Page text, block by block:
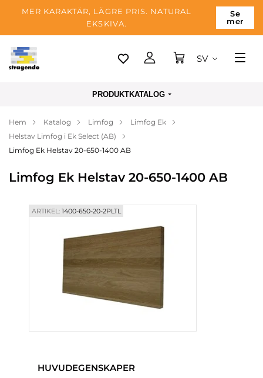
MER KARAKTÄR, LÄGRE PRIS. NATURAL
EKSKIVA.
Se
mer
Tallinn
Betalning
Om företaget
Blogg
SV
PRODUKTKATALOG
Hem Katalog Limfog
Limfog Ek
Helstav Limfog i Ek Select (AB)
Limfog Ek Helstav 20-650-1400 AB
Limfog Ek Helstav 20-650-1400 AB
ARTIKEL:1400-650-20-2PLTL
HUVUDEGENSKAPER